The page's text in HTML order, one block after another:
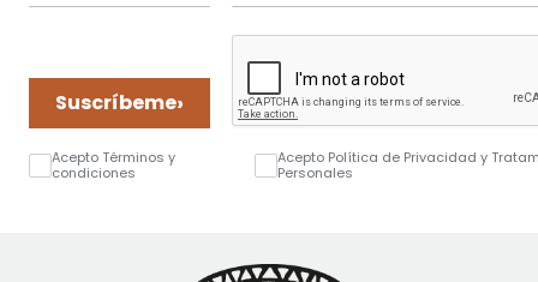
Suscríbeme›
Acepto Términos y
condiciones
Acepto Política de Privacidad y
Personales